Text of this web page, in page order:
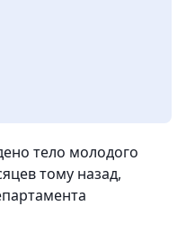
тело молодого
тому назад,